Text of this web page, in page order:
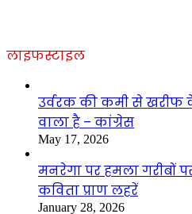
लाइफस्टाइल
उर्वरक की कमी से
वाला है – कांग्रेस
May 17, 2026
मनरेगा पर हमला गरीबों
कविता प्राण लहरें
January 28, 2026